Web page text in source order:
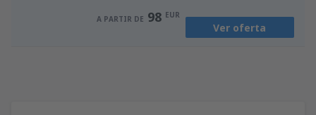
A PARTIR DE 98 EUR
Ver oferta